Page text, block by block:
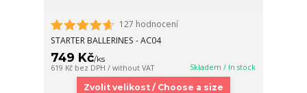
127 hodnocení
STARTER BALLERINES - AC04
749 Kč/ks
619 Kč bez DPH / without VAT Skladem / In stock
Zvolit velikost / Choose a size